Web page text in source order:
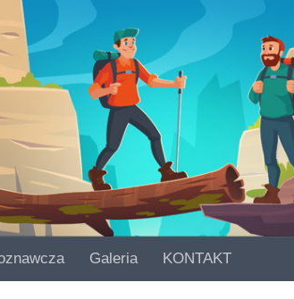
Galeria KONTAKT